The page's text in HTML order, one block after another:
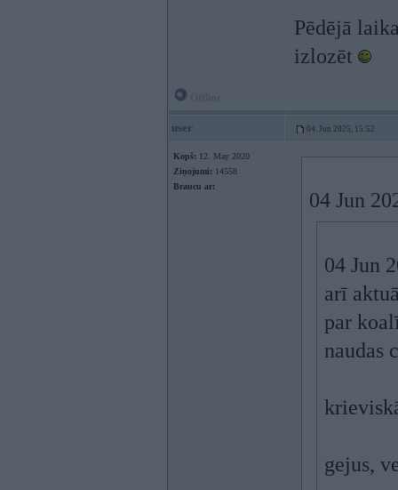
Pēdējā
izlozēt
user 04. Jun 2025, 15:52
Kopš: 12. May 2020
Ziņojumi: 14558
Braucu ar:
04 Jun
04 Jun
arī
par
naudas
gejus,